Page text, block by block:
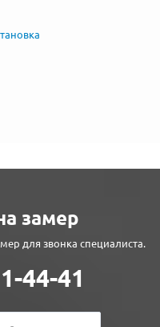
замер
для звонка специалиста.
44-41